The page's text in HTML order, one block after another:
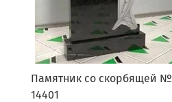
Памятник со скорбящей №
14401